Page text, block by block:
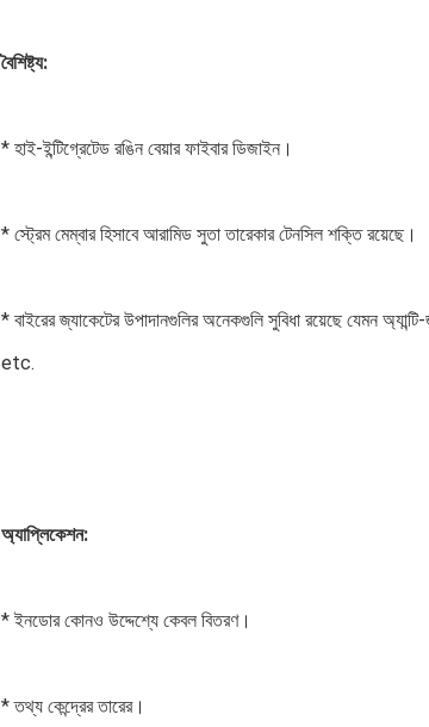
বৈশিষ্ট্য:
* হাই-ইন্টিগ্রেটেড রঙিন বেয়ার ফাইবার ডিজাইন।
* স্ট্রেম মেম্বার হিসাবে আরামিড সুতা তারেকার টেনসিল শক্তি রয়েছে।
* বাইরের জ্যাকেটের উপাদানগুলির অনেকগুলি সুবিধা রয়েছে যেমন
etc.
অ্যাপ্লিকেশন:
* ইনডোর কোনও উদ্দেশ্যে কেবল বিতরণ।
* তথ্য কেন্দ্রের তারের।